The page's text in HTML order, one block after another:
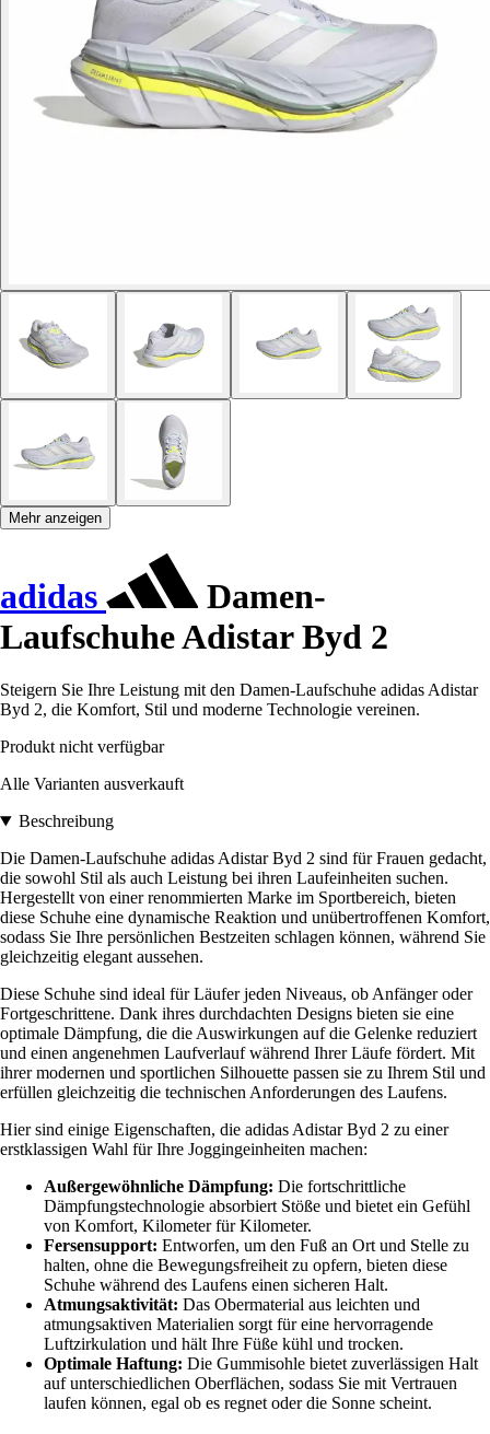
Mehr anzeigen
adidas
Damen-
Laufschuhe Adistar Byd 2
Steigern Sie Ihre Leistung mit den Damen-Laufschuhe adidas Adistar
Byd 2, die Komfort, Stil und moderne Technologie vereinen.
Produkt nicht verfügbar
Alle Varianten ausverkauft
Beschreibung
Die Damen-Laufschuhe adidas Adistar Byd 2 sind für Frauen gedacht,
die sowohl Stil als auch Leistung bei ihren Laufeinheiten suchen.
Hergestellt von einer renommierten Marke im Sportbereich, bieten
diese Schuhe eine dynamische Reaktion und unübertroffenen Komfort,
sodass Sie Ihre persönlichen Bestzeiten schlagen können, während Sie
gleichzeitig elegant aussehen.
Diese Schuhe sind ideal für Läufer jeden Niveaus, ob Anfänger oder
Fortgeschrittene. Dank ihres durchdachten Designs bieten sie eine
optimale Dämpfung, die die Auswirkungen auf die Gelenke reduziert
und einen angenehmen Laufverlauf während Ihrer Läufe fördert. Mit
ihrer modernen und sportlichen Silhouette passen sie zu Ihrem Stil und
erfüllen gleichzeitig die technischen Anforderungen des Laufens.
Hier sind einige Eigenschaften, die adidas Adistar Byd 2 zu einer
erstklassigen Wahl für Ihre Joggingeinheiten machen:
Außergewöhnliche Dämpfung: Die fortschrittliche
Dämpfungstechnologie absorbiert Stöße und bietet ein Gefühl
von Komfort, Kilometer für Kilometer.
Fersensupport: Entworfen, um den Fuß an Ort und Stelle zu
halten, ohne die Bewegungsfreiheit zu opfern, bieten diese
Schuhe während des Laufens einen sicheren Halt.
Atmungsaktivität: Das Obermaterial aus leichten und
atmungsaktiven Materialien sorgt für eine hervorragende
Luftzirkulation und hält Ihre Füße kühl und trocken.
Optimale Haftung: Die Gummisohle bietet zuverlässigen Halt
auf unterschiedlichen Oberflächen, sodass Sie mit Vertrauen
laufen können, egal ob es regnet oder die Sonne scheint.